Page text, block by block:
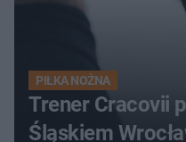
PIŁKA NOŻNA
Trener Cracovii
Śląskiem